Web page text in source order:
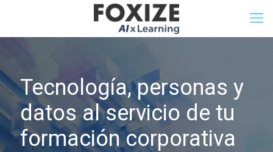
Tecnología, personas y
datos al servicio de tu
formación corporativa